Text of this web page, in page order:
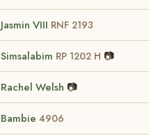
Jasmin VIII RNF 2193
Simsalabim RP 1202 H 📷
Rachel Welsh 📷
Bambie 4906